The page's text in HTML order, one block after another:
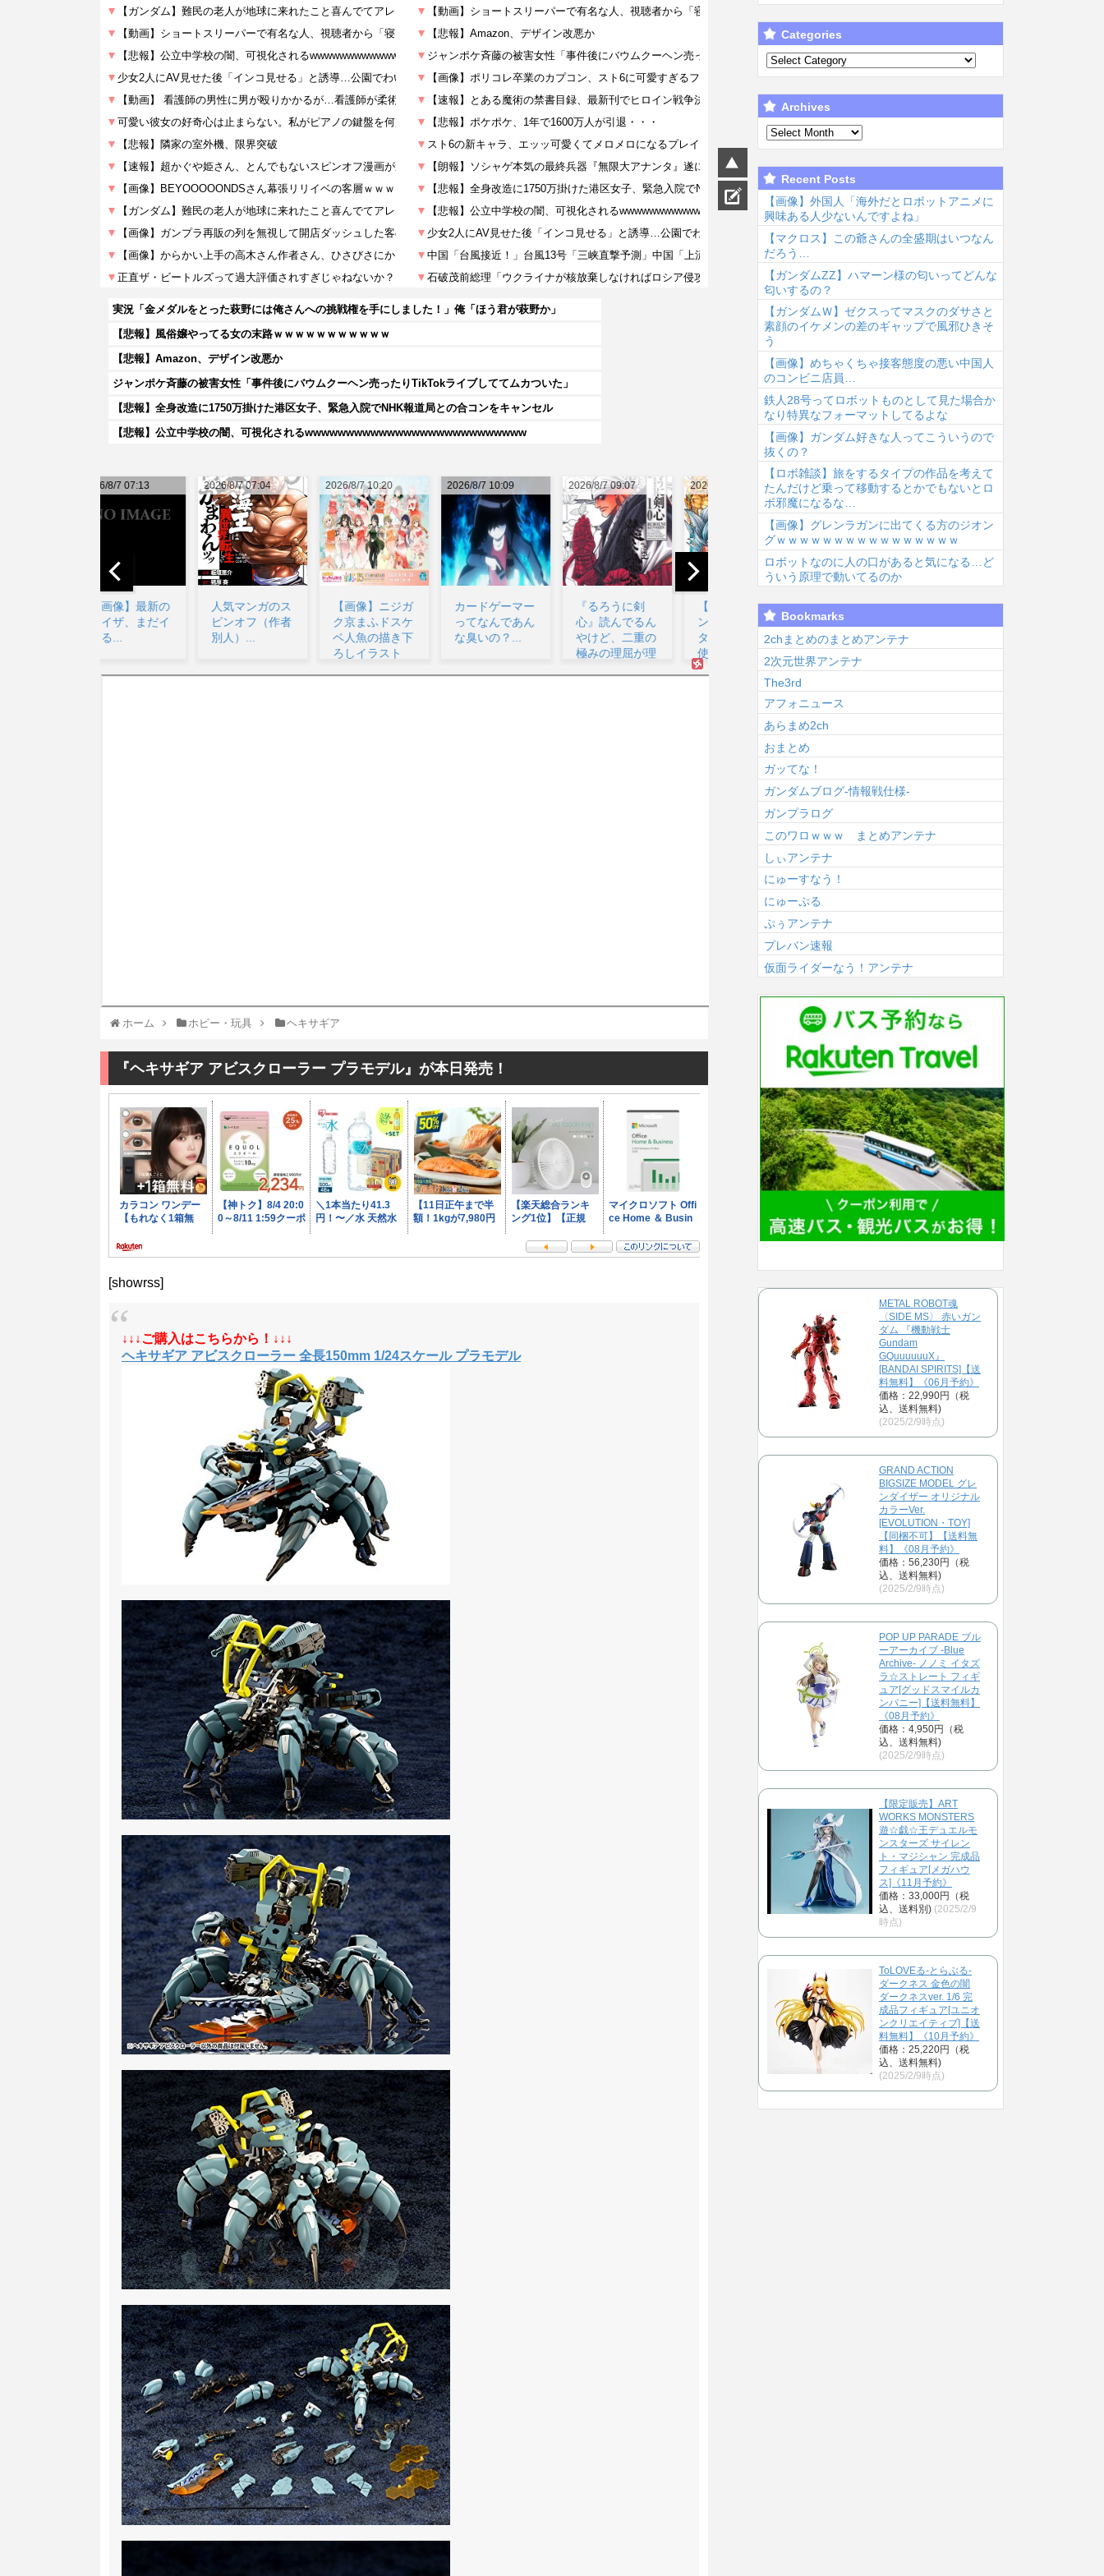
実況「金メダルをとった萩野には俺さんへの挑戦権を手にしました！」俺「ほう君が萩野か」
【悲報】風俗嬢やってる女の末路ｗｗｗｗｗｗｗｗｗｗｗ
【悲報】Amazon、デザイン改悪か
ジャンポケ斉藤の被害女性「事件後にバウムクーヘン売ったりTikTokライブしててムカついた」
【悲報】全身改造に1750万掛けた港区女子、緊急入院でNHK報道局との合コンをキャンセル
【悲報】公立中学校の闇、可視化されるwwwwwwwwwwwwwwwwwwwwwwwwwww
2026/8/7 10:20
【画像】ニジガ
ク京まふドスケ
2026/8/7 10:09
カードゲーマー
ってなんであん
な臭いの？...
2026/8/7 09:07
『るろうに剣
心』読んでるん
やけど、二重の
2026/8/7 08:53
【悲報】ドラゴ
ンボールベジー
タ「誰だこんな
使えないゴミを
2026/8/7 08:49
福田雄一「新ケ
ロロに福田組が
出ます！」→爆
死 ちいかわの
監督...
2026/8/7 08:25
太鼓の達人、ゲ
ォント変更へ
値上げの影響
か...
2026/8/7 07:25
【ヤニねこ】こ
2026/8/7 07:04
人気マンガのス
ピンオフ（作者
ホーム ホビー・玩具 ヘキサギア
『ヘキサギア アビスクローラー プラモデル』が本日発売！
[showrss]
↓↓↓ご購入はこちらから！↓↓↓
ヘキサギア アビスクローラー 全長150mm 1/24スケール プラモデル
Categories
Archives
Recent Posts
【画像】外国人「海外だとロボットアニメに
興味ある人少ないんですよね」
【マクロス】この爺さんの全盛期はいつなん
だろう…
【ガンダムΖΖ】ハマーン様の匂いってどんな
匂いするの？
【ガンダムＷ】ゼクスってマスクのダサさと
素顔のイケメンの差のギャップで風邪ひきそ
う
【画像】めちゃくちゃ接客態度の悪い中国人
のコンビニ店員…
鉄人28号ってロボットものとして見た場合か
なり特異なフォーマットしてるよな
【画像】ガンダム好きな人ってこういうので
抜くの？
【ロボ雑談】旅をするタイプの作品を考えて
たんだけど乗って移動するとかでもないとロ
ボ邪魔になるな…
【画像】グレンラガンに出てくる方のジオン
グｗｗｗｗｗｗｗｗｗｗｗｗｗｗｗｗ
ロボットなのに人の口があると気になる…ど
ういう原理で動いてるのか
Bookmarks
2chまとめのまとめアンテナ
2次元世界アンテナ
The3rd
アフォニュース
あらまめ2ch
おまとめ
ガッてな！
ガンダムブログ-情報戦仕様-
ガンプラログ
このワロｗｗｗ まとめアンテナ
しぃアンテナ
にゅーすなう！
にゅーぷる
ぷぅアンテナ
プレバン速報
仮面ライダーなう！アンテナ
METAL ROBOT魂
〈SIDE MS〉 赤いガン
ダム 『機動戦士
Gundam
GQuuuuuuX』
[BANDAI SPIRITS]【送
料無料】《06月予約》
価格：22,990円（税
込、送料無料)
(2025/2/9時点)
GRAND ACTION
BIGSIZE MODEL グレ
ンダイザー オリジナル
カラーVer.
[EVOLUTION・TOY]
【同梱不可】【送料無
料】《08月予約》
価格：56,230円（税
込、送料無料)
(2025/2/9時点)
POP UP PARADE ブル
ーアーカイブ -Blue
Archive- ノノミ イタズ
ラ☆ストレート フィギ
ュア[グッドスマイルカ
ンパニー]【送料無料】
《08月予約》
価格：4,950円（税
込、送料無料)
(2025/2/9時点)
【限定販売】ART
WORKS MONSTERS
遊☆戯☆王デュエルモ
ンスターズ サイレン
ト・マジシャン 完成品
フィギュア[メガハウ
ス]《11月予約》
価格：33,000円（税
込、送料別) (2025/2/9
時点)
ToLOVEる-とらぶる-
ダークネス 金色の闇
ダークネスver. 1/6 完
成品フィギュア[ユニオ
ンクリエイティブ]【送
料無料】《10月予約》
価格：25,220円（税
込、送料無料)
(2025/2/9時点)